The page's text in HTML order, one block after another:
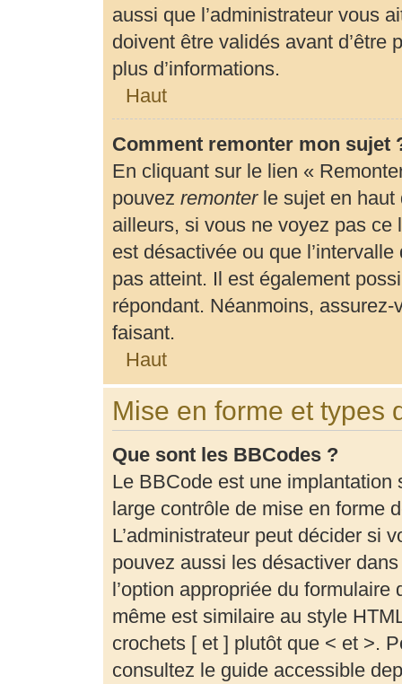
aussi que l’administrateur vous
doivent être validés avant d’être
plus d’informations.
Haut
Comment remonter mon sujet
En cliquant sur le lien «
pouvez remonterle sujet en haut
ailleurs, si vous ne voyez pas
est désactivée ou que
pas atteint. Il est également
répondant. Néanmoins,
faisant.
Haut
Mise en forme et types
Que sont les BBCodes ?
Le BBCode est une
large contrôle de mise en forme
L’administrateur peut décider si
pouvez aussi les désactiver
l’option appropriée du
même est similaire au style
crochets [ et ] plutôt que < et >.
consultez le guide accessible